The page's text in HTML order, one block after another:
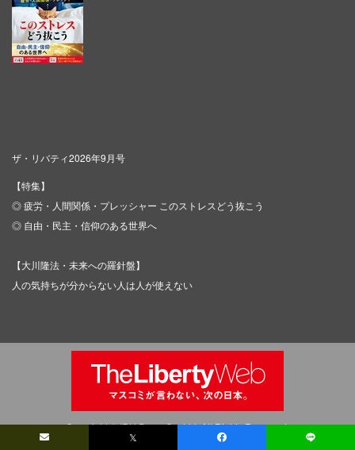
𝕏
ザ・リバティ2026年9月号
【特集】
◎ 疲労・人間関係・プレッシャー このストレスどう抜こう
◎ 自由・民主・信仰のある世界へ
【大川隆法・未来への羅針盤】
人の気持ちが分からない人は人が使えない
Copyright © IRH Press Co.,Ltd. All Rights Reserved.